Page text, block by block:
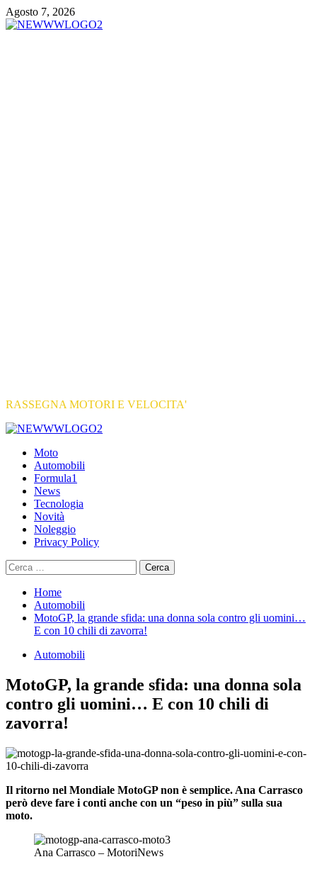
Vai
al
Agosto 7, 2026
RASSEGNA MOTORI E VELOCITA'
Primary
Moto
Automobili
Formula1
News
Tecnologia
Novità
Noleggio
Privacy Policy
Ricerca
per:
Home
Automobili
MotoGP, la grande sfida: una donna sola contro gli uomini…
E con 10 chili di zavorra!
Automobili
MotoGP, la grande sfida: una donna sola
contro gli uomini… E con 10 chili di
zavorra!
Il ritorno nel Mondiale MotoGP non è semplice. Ana Carrasco
però deve fare i conti anche con un “peso in più” sulla sua
moto.
Ana Carrasco – MotoriNews